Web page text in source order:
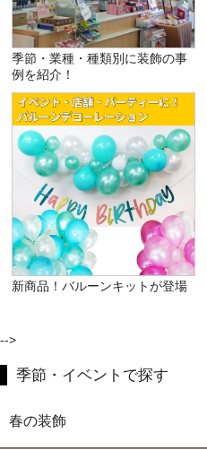
季節・業種・種類別に装飾の事
例を紹介！
新商品！バルーンキットが登場
-->
季節・イベントで探す
春の装飾